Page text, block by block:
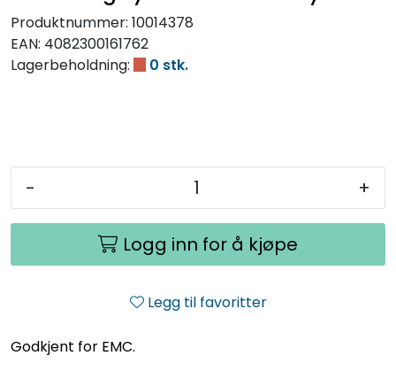
Produktnummer: 10014378
EAN: 4082300161762
Lagerbeholdning:
0 stk.
- +
Logg inn for å kjøpe
Legg til favoritter
Godkjent for EMC.